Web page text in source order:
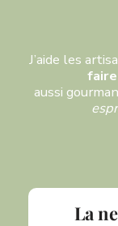
J’aide les
faire
aussi
La